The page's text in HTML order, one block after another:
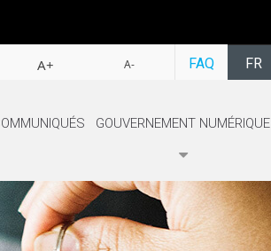
FR
FAQ
A+ A-
GOUVERNEMENT NUMÉRIQUE